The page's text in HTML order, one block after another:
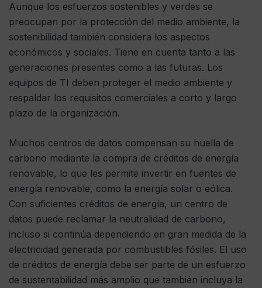
Aunque los esfuerzos sostenibles y verdes se
preocupan por la protección del medio ambiente, la
sostenibilidad también considera los aspectos
económicos y sociales. Tiene en cuenta tanto a las
generaciones presentes como a las futuras. Los
equipos de TI deben proteger el medio ambiente y
respaldar los requisitos comerciales a corto y largo
plazo de la organización.
Muchos centros de datos compensan su huella de
carbono mediante la compra de créditos de energía
renovable, lo que les permite invertir en fuentes de
energía renovable, como la energía solar o eólica.
Con suficientes créditos de energía, un centro de
datos puede reclamar la neutralidad de carbono,
incluso si continúa dependiendo en gran medida de la
electricidad generada por combustibles fósiles. El uso
de créditos de energía debe ser parte de un esfuerzo
de sustentabilidad más amplio que también incluya la